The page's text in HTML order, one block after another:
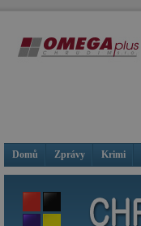
Domů Zprávy Krimi